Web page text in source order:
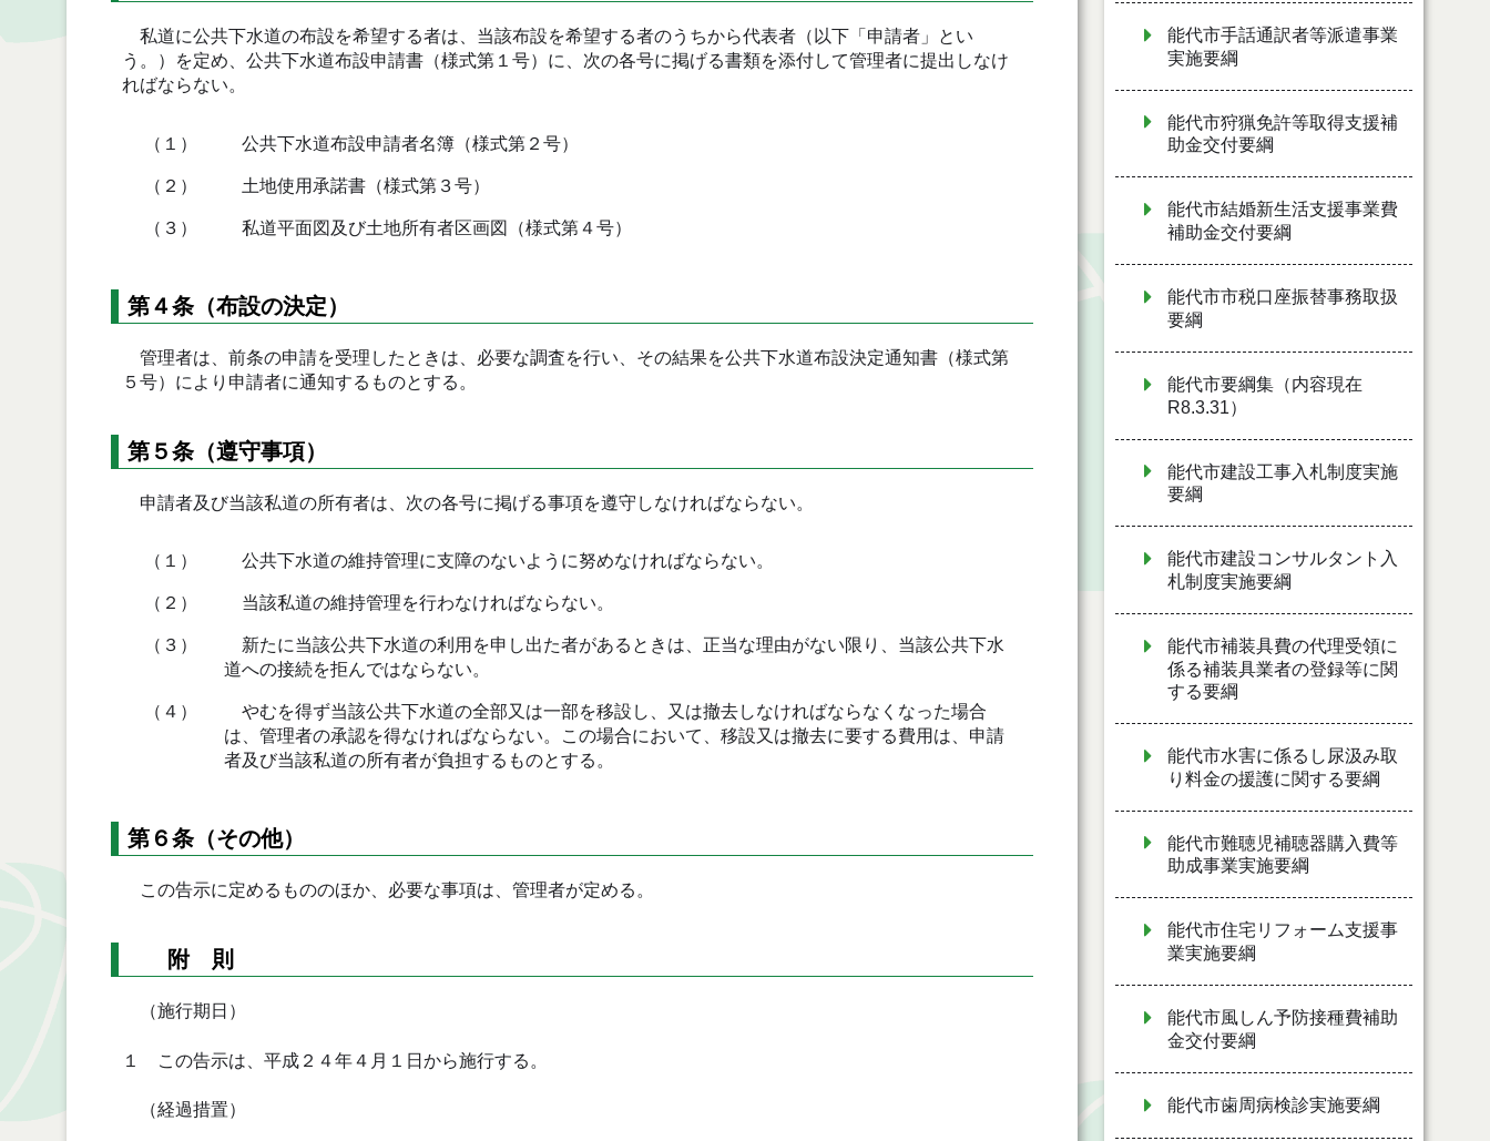
私道に公共下水道の布設を希望する者は、当該布設を希望する者のうちから代表者（以下「申請者」とい
う。）を定め、公共下水道布設申請書（様式第１号）に、次の各号に掲げる書類を添付して管理者に提出しなけ
ればならない。
（１） 公共下水道布設申請者名簿（様式第２号）
（２） 土地使用承諾書（様式第３号）
（３） 私道平面図及び土地所有者区画図（様式第４号）
第４条（布設の決定）
管理者は、前条の申請を受理したときは、必要な調査を行い、その結果を公共下水道布設決定通知書（様式第
５号）により申請者に通知するものとする。
第５条（遵守事項）
申請者及び当該私道の所有者は、次の各号に掲げる事項を遵守しなければならない。
（１） 公共下水道の維持管理に支障のないように努めなければならない。
（２） 当該私道の維持管理を行わなければならない。
（３）
新たに当該公共下水道の利用を申し出た者があるときは、正当な理由がない限り、当該公共下水
道への接続を拒んではならない。
（４）
やむを得ず当該公共下水道の全部又は一部を移設し、又は撤去しなければならなくなった場合
は、管理者の承認を得なければならない。この場合において、移設又は撤去に要する費用は、申請
者及び当該私道の所有者が負担するものとする。
第６条（その他）
この告示に定めるもののほか、必要な事項は、管理者が定める。
附 則
（施行期日）
１ この告示は、平成２４年４月１日から施行する。
（経過措置）
能代市手話通訳者等派遣事業
実施要綱
能代市狩猟免許等取得支援補
助金交付要綱
能代市結婚新生活支援事業費
補助金交付要綱
能代市市税口座振替事務取扱
要綱
能代市要綱集（内容現在
R8.3.31）
能代市建設工事入札制度実施
要綱
能代市建設コンサルタント入
札制度実施要綱
能代市補装具費の代理受領に
係る補装具業者の登録等に関
する要綱
能代市水害に係るし尿汲み取
り料金の援護に関する要綱
能代市難聴児補聴器購入費等
助成事業実施要綱
能代市住宅リフォーム支援事
業実施要綱
能代市風しん予防接種費補助
金交付要綱
能代市歯周病検診実施要綱